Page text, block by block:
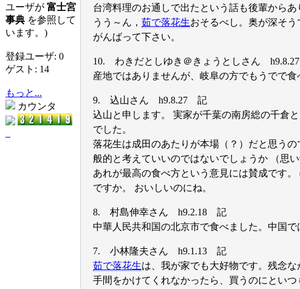
ユーザが 富士宮
事典 を参照して
います。)
登録ユーザ: 0
ゲスト: 14
もっと...
カウンタ
台湾料理のお通しで出たという話も後輩からあ
うう～ん， 茹で落花生おそるべし。奥が深そう
がんばって下さい。
10. わきだとしゆき＠きょうとしさん
産地ではありませんが、岐阜の方でもうでで食
9. 込山さん h9.8.27 記
込山と申します。 実家が千葉の南房総の千倉
でした。
落花生は成田のあたりが本場（？）だと思う
般的と考えていいのではないでしょうか （思
あれが最高の食べ方という意見には賛成です
ですか。 おいしいのにね。
8. 村島伸幸さん h9.2.18 記
中華人民共和国の北京市で食べました。中国で
7. 小林隆夫さん h9.1.13 記
茹で落花生は、我が家でも大好物です。残念
手間をかけてくれなかったら、買うのにとい